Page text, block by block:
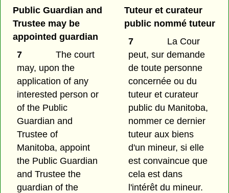
Public Guardian and
Trustee may be
appointed guardian
7
The court
may, upon the
application of any
interested person or
of the Public
Guardian and
Trustee of
Manitoba, appoint
the Public Guardian
and Trustee the
guardian of the
Tuteur et curateur
public nommé tuteur
7
La Cour
peut, sur demande
de toute personne
concernée ou du
tuteur et curateur
public du Manitoba,
nommer ce dernier
tuteur aux biens
d'un mineur, si elle
est convaincue que
cela est dans
l'intérêt du mineur.